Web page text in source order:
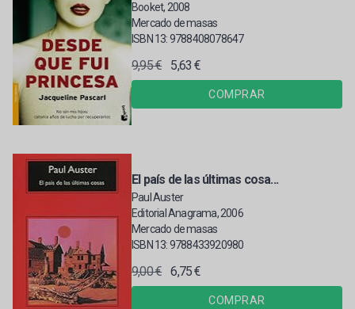
Booket, 2008
Mercado de masas
ISBN 13: 9788408078647
9,95 € 5,63 €
COMPRAR
El país de las últimas cosa...
Paul Auster
Editorial Anagrama, 2006
Mercado de masas
ISBN 13: 9788433920980
9,00 € 6,75 €
COMPRAR